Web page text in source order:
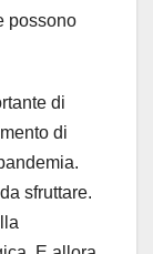
possono
di
di
sfruttare.